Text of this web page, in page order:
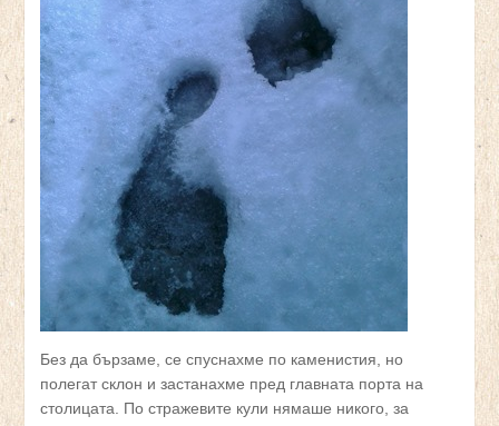
Без да бързаме, се спуснахме по каменистия, но
полегат склон и застанахме пред главната порта на
столицата. По стражевите кули нямаше никого, за